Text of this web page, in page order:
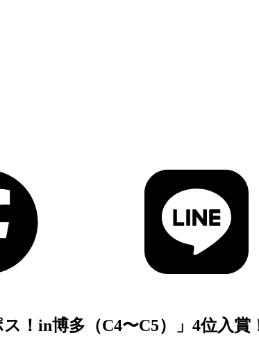
！in博多（C4〜C5）」4位入賞